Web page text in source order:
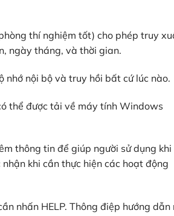
thí nghiệm tốt) cho phép truy
ngày tháng, và thời gian.
nhớ nội bộ và truy hồi bất cứ lúc nào.
thể được tải về máy tính Windows
thông tin để giúp người sử dụng khi
khi cần thực hiện các hoạt động
nhấn HELP. Thông điệp hướng dẫn